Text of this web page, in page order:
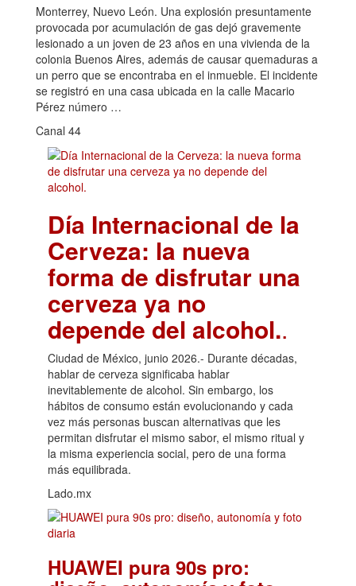
Monterrey, Nuevo León. Una explosión presuntamente
provocada por acumulación de gas dejó gravemente
lesionado a un joven de 23 años en una vivienda de la
colonia Buenos Aires, además de causar quemaduras a
un perro que se encontraba en el inmueble. El incidente
se registró en una casa ubicada en la calle Macario
Pérez número …
Canal 44
Día Internacional de la
Cerveza: la nueva
forma de disfrutar una
cerveza ya no
depende del alcohol..
Ciudad de México, junio 2026.- Durante décadas,
hablar de cerveza significaba hablar
inevitablemente de alcohol. Sin embargo, los
hábitos de consumo están evolucionando y cada
vez más personas buscan alternativas que les
permitan disfrutar el mismo sabor, el mismo ritual y
la misma experiencia social, pero de una forma
más equilibrada.
Lado.mx
HUAWEI pura 90s pro: